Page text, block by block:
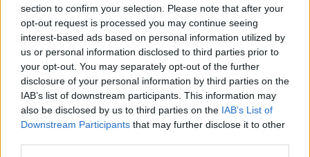
section to confirm your selection. Please note that after your
opt-out request is processed you may continue seeing
interest-based ads based on personal information utilized by
us or personal information disclosed to third parties prior to
your opt-out. You may separately opt-out of the further
disclosure of your personal information by third parties on the
IAB’s list of downstream participants. This information may
also be disclosed by us to third parties on the IAB’s List of
Downstream Participants that may further disclose it to other